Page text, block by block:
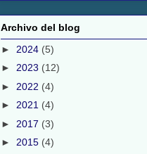
Archivo del blog
► 2024 (5)
► 2023 (12)
► 2022 (4)
► 2021 (4)
► 2017 (3)
► 2015 (4)